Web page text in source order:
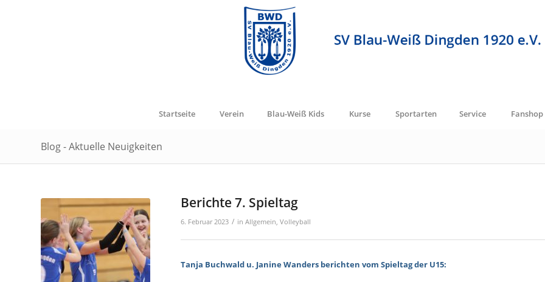
Startseite Verein Blau-Weiß Kids Kurse Sportarten Service Fanshop
Blog - Aktuelle Neuigkeiten
Berichte 7. Spieltag
6. Februar 2023 / in Allgemein, Volleyball
Tanja Buchwald u. Janine Wanders berichten vom Spieltag der U15: